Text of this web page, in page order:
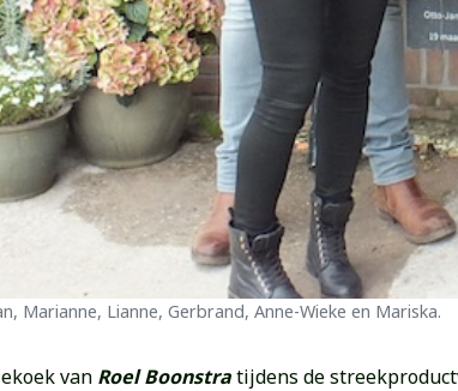
Marianne, Lianne, Gerbrand, Anne-Wieke en Mariska.
van Roel Boonstratijdens de